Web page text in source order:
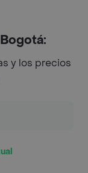
y los precios